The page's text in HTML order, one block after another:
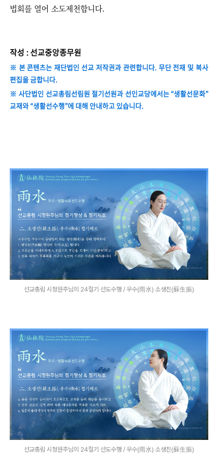
법회를 열어 소도제천합니다.
작성 : 선교중앙종무원
※ 본 콘텐츠는 재단법인 선교 저작권과 관련합니다. 무단 전재 및 복사
편집을 금합니다.
※ 사단법인 선교총림선림원 절기선원과 선인교당에서는 “생활선문화”
교재와 “생활선수행”에 대해 안내하고 있습니다.
선교총림 시정원주님의 24절기 선도수행 / 우수(雨水) 소생진(蘇生振)
선교총림 시정원주님의 24절기 선도수행 / 우수(雨水) 소생진(蘇生振)